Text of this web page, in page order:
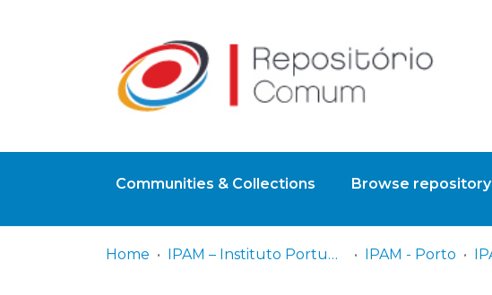
Communities & Collections Browse repository
Home IPAM – Instituto Português de Administração de Marketing IPAM - Porto